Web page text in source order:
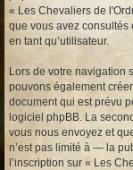
« Les Chevaliers de
que vous avez consultés
en tant qu’utilisateur.
Lors de votre navigation
pouvons également
document qui est prévu
logiciel phpBB. La
vous nous envoyez et
n’est pas limité à — la
l’inscription sur « Les